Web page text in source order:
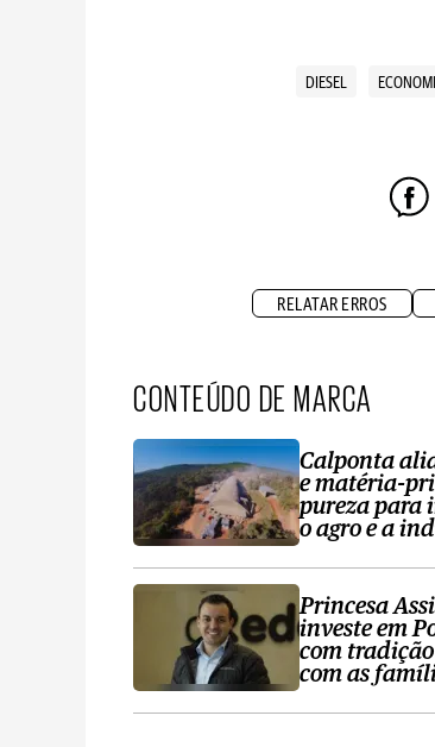
DIESEL
RELATAR ERROS
CONTEÚDO DE MARCA
Calponta
e matéria-
pureza para
o agro e a
Princesa
investe em
com
com as